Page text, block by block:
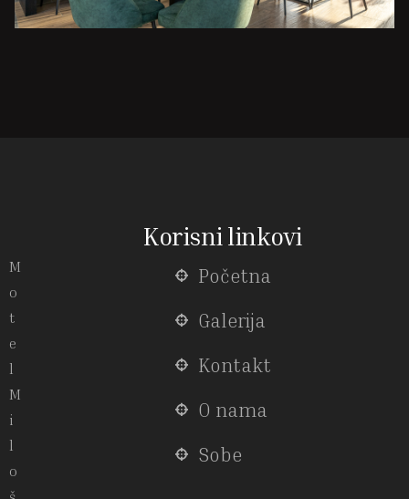
M
o
t
e
l
M
i
l
o
Korisni linkovi
Početna
Galerija
Kontakt
O nama
Sobe